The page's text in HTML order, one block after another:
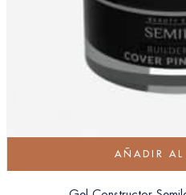
AÑADIR AL